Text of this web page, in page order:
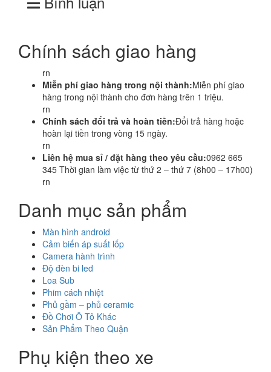
Chính sách giao hàng
rn
Miễn phí giao hàng trong nội thành:Miễn phí giao
hàng trong nội thành cho đơn hàng trên 1 triệu.
rn
Chính sách đổi trả và hoàn tiền:Đổi trả hàng hoặc
hoàn lại tiền trong vòng 15 ngày.
rn
Liên hệ mua sỉ / đặt hàng theo yêu cầu:0962 665
345 Thời gian làm việc từ thứ 2 – thứ 7 (8h00 – 17h00)
rn
Danh mục sản phẩm
Màn hình android
Cảm biến áp suất lốp
Camera hành trình
Độ đèn bi led
Loa Sub
Phim cách nhiệt
Phủ gầm – phủ ceramic
Đồ Chơi Ô Tô Khác
Sản Phẩm Theo Quận
Phụ kiện theo xe